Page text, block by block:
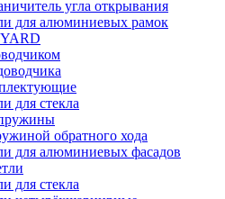
угла открывания
для алюминиевых рамок
для стекла
обратного хода
для алюминиевых фасадов
для стекла